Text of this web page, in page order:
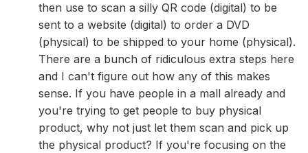
then use to scan a silly QR code (digital) to be
sent to a website (digital) to order a DVD
(physical) to be shipped to your home (physical).
There are a bunch of ridiculous extra steps here
and I can't figure out how any of this makes
sense. If you have people in a mall already and
you're trying to get people to buy physical
product, why not just let them scan and pick up
the physical product? If you're focusing on the